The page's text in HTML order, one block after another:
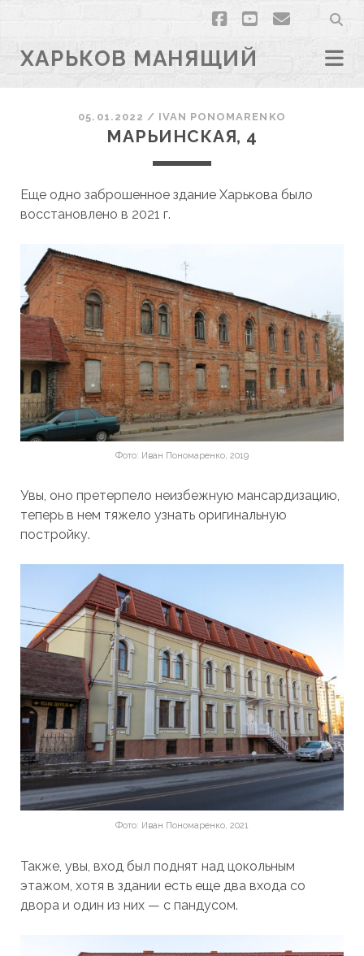
facebook
youtubeemail
ХАРЬКОВ МАНЯЩИЙ
05.01.2022 / ІVAN PONOMARENKO
МАРЬИНСКАЯ, 4
Еще одно заброшенное здание Харькова было
восстановлено в 2021 г.
Фото: Иван Пономаренко, 2019
Увы, оно претерпело неизбежную мансардизацию,
теперь в нем тяжело узнать оригинальную
постройку.
Фото: Иван Пономаренко, 2021
Также, увы, вход был поднят над цокольным
этажом, хотя в здании есть еще два входа со
двора и один из них — с пандусом.